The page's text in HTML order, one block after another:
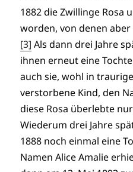
1882 die Zwillinge Rosa
worden, von denen
[3] Als dann drei Jahre
ihnen erneut eine
auch sie, wohl in
verstorbene Kind, den
diese Rosa überlebte
Wiederum drei Jahre
1888 noch einmal eine
Namen Alice Amalie